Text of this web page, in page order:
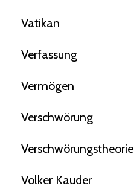
Vatikan
Verfassung
Vermögen
Verschwörung
Verschwörungstheorie
Volker Kauder